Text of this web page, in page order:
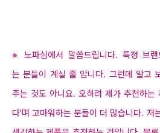
※노파심에서 말씀드립니다. 특정 브
는 분들이 계실 줄 압니다. 그런데 알고
주는 것도 아니요. 오히려 제가 추천하는
다'며 고마워하는 분들이 더 많습니다. 저